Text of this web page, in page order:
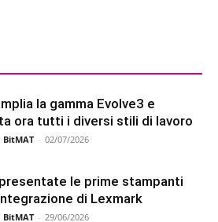
la gamma Evolve3 e
ora tutti i diversi stili di lavoro
BitMAT - 02/07/2026
le prime stampanti
di Lexmark
BitMAT - 29/06/2026